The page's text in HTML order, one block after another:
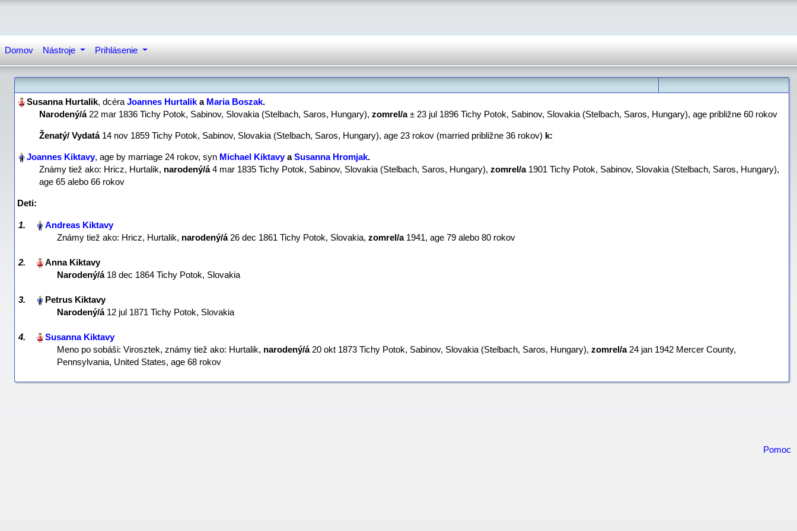
Domov Nástroje Prihlásenie
‎Susanna Hurtalik‏‎, dcéra Joannes Hurtalika Maria Boszak‏.
Narodený/á‎22 mar 1836 Tichy Potok, Sabinov, Slovakia (Stelbach, Saros, Hungary), zomrel/a‎± 23 jul 1896 Tichy Potok, Sabinov, Slovakia (Stelbach, Saros, Hungary)‎, age približne 60 rokov
Ženatý/ Vydatá‎14 nov 1859 Tichy Potok, Sabinov, Slovakia (Stelbach, Saros, Hungary), age 23 rokov (married približne 36 rokov) k:
Joannes Kiktavy‏, age by marriage 24 rokov, syn Michael KiktavyaSusanna Hromjak‏.
Známy tiež ako: Hricz, Hurtalik, narodený/á‎4 mar 1835 Tichy Potok, Sabinov, Slovakia (Stelbach, Saros, Hungary), zomrel/a‎1901 Tichy Potok, Sabinov, Slovakia (Stelbach, Saros, Hungary)‎,
age 65 alebo 66 rokov
Deti:
1.
Andreas Kiktavy‏
Známy tiež ako: Hricz, Hurtalik, narodený/á‎26 dec 1861 Tichy Potok, Slovakia, zomrel/a‎1941‎, age 79 alebo 80 rokov
2.
‎Anna Kiktavy‏‎
Narodený/á‎18 dec 1864 Tichy Potok, Slovakia‎
3.
‎Petrus Kiktavy‏‎
Narodený/á‎12 jul 1871 Tichy Potok, Slovakia‎
4.
Susanna Kiktavy‏
Meno po sobáši: Virosztek, známy tiež ako: Hurtalik, narodený/á‎20 okt 1873 Tichy Potok, Sabinov, Slovakia (Stelbach, Saros, Hungary), zomrel/a‎24 jan 1942 Mercer County,
Pennsylvania, United States‎, age 68 rokov
Pomoc